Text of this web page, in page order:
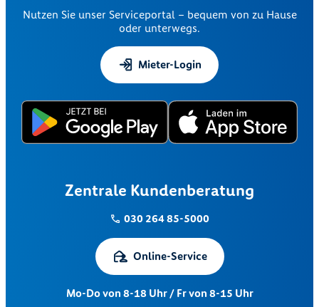
Nutzen Sie unser Serviceportal – bequem von zu Hause
oder unterwegs.
Mieter-Login
Zentrale Kundenberatung
030 264 85-5000
Online-Service
Mo-Do von 8-18 Uhr / Fr von 8-15 Uhr